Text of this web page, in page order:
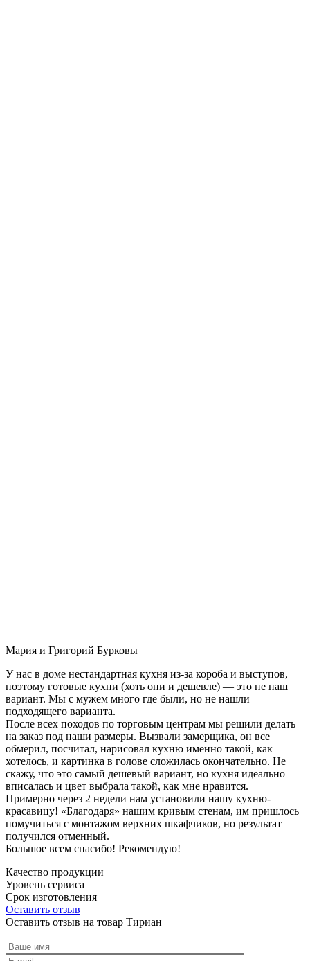
Мария и Григорий Бурковы
У нас в доме нестандартная кухня из-за короба и выступов,
поэтому готовые кухни (хоть они и дешевле) — это не наш
вариант. Мы с мужем много где были, но не нашли
подходящего варианта.
После всех походов по торговым центрам мы решили делать
на заказ под наши размеры. Вызвали замерщика, он все
обмерил, посчитал, нарисовал кухню именно такой, как
хотелось, и картинка в голове сложилась окончательно. Не
скажу, что это самый дешевый вариант, но кухня идеально
вписалась и цвет выбрала такой, как мне нравится.
Примерно через 2 недели нам установили нашу кухню-
красавицу! «Благодаря» нашим кривым стенам, им пришлось
помучиться с монтажом верхних шкафчиков, но результат
получился отменный.
Большое всем спасибо! Рекомендую!
Качество продукции
Уровень сервиса
Срок изготовления
Оставить отзыв
Оставить отзыв на товар Тириан